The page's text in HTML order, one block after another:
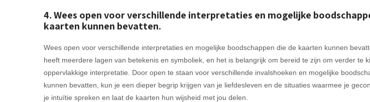
4. Wees open voor verschillende interpretaties en mogelijke
kaarten kunnen bevatten.
Wees open voor verschillende interpretaties en mogelijke boodschappen die de kaarten kunnen
heeft meerdere lagen van betekenis en symboliek, en het is belangrijk om bereid te zijn om verder te
oppervlakkige interpretatie. Door open te staan voor verschillende invalshoeken en mogelijke
kunnen bevatten, kun je een dieper begrip krijgen van je liefdesleven en de situaties waarmee je
je intuïtie spreken en laat de kaarten hun wijsheid met jou delen.